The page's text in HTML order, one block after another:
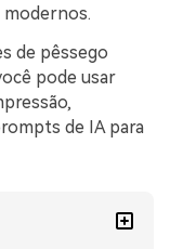
modernos.
de pêssego
pode usar
de IA para